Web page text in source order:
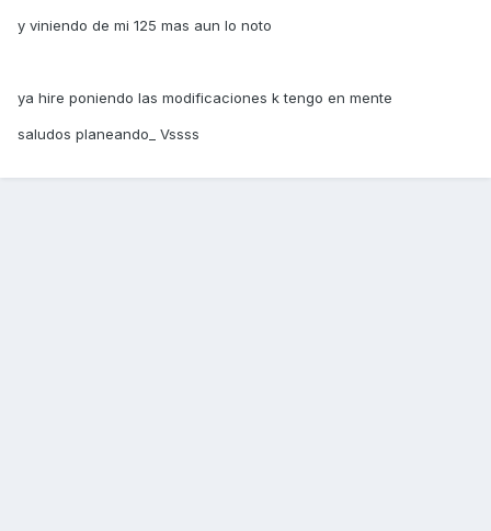
y viniendo de mi 125 mas aun lo noto
ya hire poniendo las modificaciones k tengo en mente
saludos planeando_ Vssss